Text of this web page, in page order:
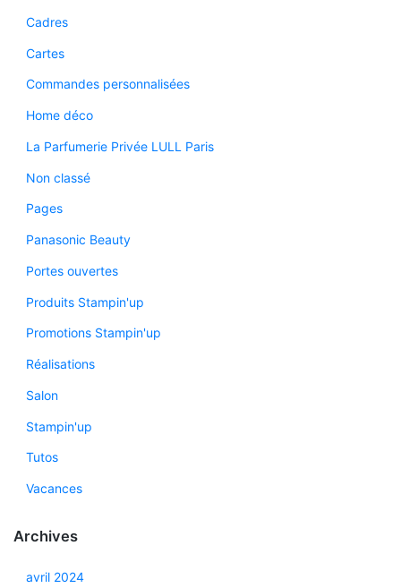
Cadres
Cartes
Commandes personnalisées
Home déco
La Parfumerie Privée LULL Paris
Non classé
Pages
Panasonic Beauty
Portes ouvertes
Produits Stampin'up
Promotions Stampin'up
Réalisations
Salon
Stampin'up
Tutos
Vacances
Archives
avril 2024